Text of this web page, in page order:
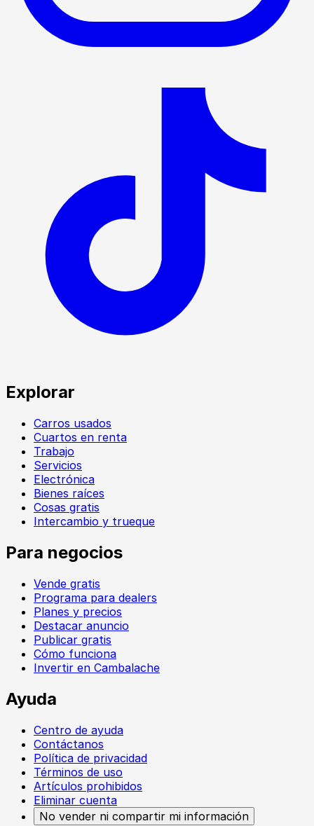
Explorar
Carros usados
Cuartos en renta
Trabajo
Servicios
Electrónica
Bienes raíces
Cosas gratis
Intercambio y trueque
Para negocios
Vende gratis
Programa para dealers
Planes y precios
Destacar anuncio
Publicar gratis
Cómo funciona
Invertir en Cambalache
Ayuda
Centro de ayuda
Contáctanos
Política de privacidad
Términos de uso
Artículos prohibidos
Eliminar cuenta
No vender ni compartir mi información